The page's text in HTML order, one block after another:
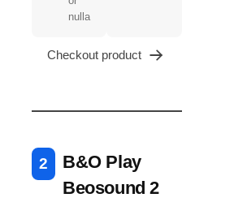
nulla
Checkout product
B&O Play
Beosound 2